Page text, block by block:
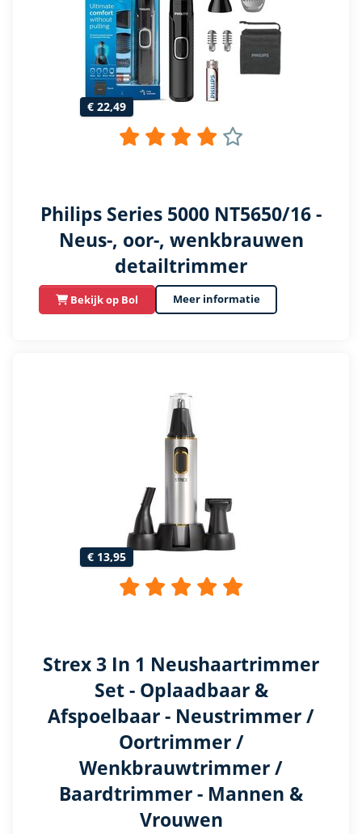
€ 22,49
Philips Series 5000 NT5650/16 -
Neus-, oor-, wenkbrauwen
detailtrimmer
Bekijk op Bol Meer informatie
€ 13,95
Strex 3 In 1 Neushaartrimmer
Set - Oplaadbaar &
Afspoelbaar - Neustrimmer /
Oortrimmer /
Wenkbrauwtrimmer /
Baardtrimmer - Mannen &
Vrouwen